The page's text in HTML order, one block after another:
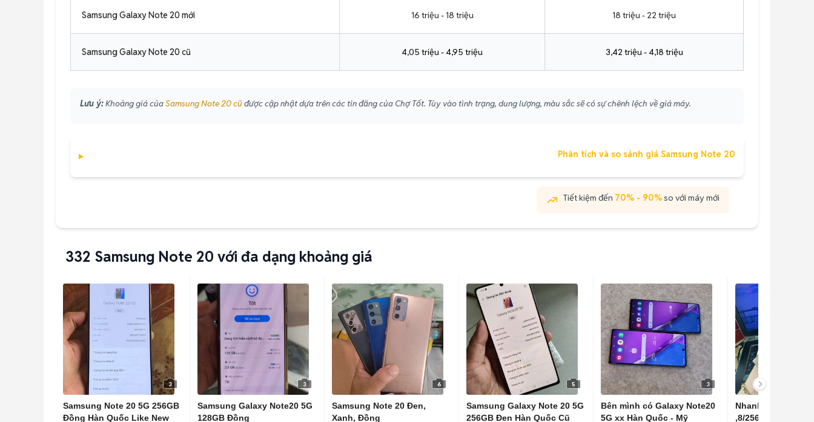
Samsung Galaxy Note 20 mới 16 triệu - 18 triệu 18 triệu - 22 triệu
Samsung Galaxy Note 20 cũ 4,05 triệu - 4,95 triệu 3,42 triệu - 4,18 triệu
Lưu ý:Khoảng giá củaSamsung Note 20 cũ được cập nhật dựa trên các tin đăng của Chợ Tốt. Tùy vào tình trạng, dung lượng, màu sắc sẽ có sự chênh lệch về giá máy.
Phân tích và so sánh giá Samsung Note 20
Tiết kiệm đến 70% - 90%so với máy mới
332 Samsung Note 20 với đa dạng khoảng giá
3
Samsung Note 20 5G 256GB
Đồng Hàn Quốc Like New
3
Samsung Galaxy Note20 5G
128GB Đồng
6
Samsung Note 20 Đen,
Xanh, Đồng
5
Samsung Galaxy Note 20 5G
256GB Đen Hàn Quốc Cũ
3
Bên mình có Galaxy Note20
5G xx Hàn Quốc - Mỹ
Nhanh tay SS
,8/256G có ship a